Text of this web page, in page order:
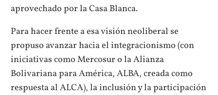
aprovechado por la Casa Blanca.
Para hacer frente a esa visión neoliberal se
propuso avanzar hacia el integracionismo (con
iniciativas como Mercosur o la Alianza
Bolivariana para América, ALBA, creada como
respuesta al ALCA), la inclusión y la participación